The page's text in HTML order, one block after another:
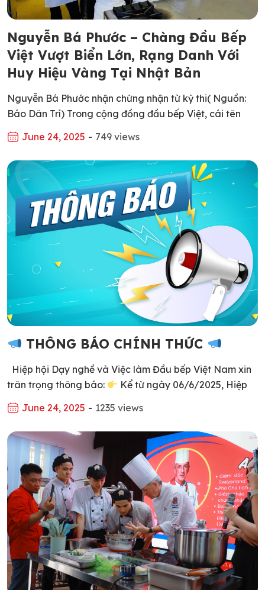
Nguyễn Bá Phước – Chàng Đầu Bếp
Việt Vượt Biển Lớn, Rạng Danh Với
Huy Hiệu Vàng Tại Nhật Bản
Nguyễn Bá Phước nhận chứng nhận từ kỳ thi( Nguồn:
Báo Dân Trí) Trong cộng đồng đầu bếp Việt, cái tên
Nguyễn Bá Phước đã không còn xa lạ – đặc biệt với
những ai theo đuổi tinh thần và kỹ thuật nấu ăn chuẩn
mực của ẩm thực Nhật Bản. Vượt qua nhiều thử […]
June 24, 2025 - 749 views
THÔNG BÁO CHÍNH THỨC
Hiệp hội Dạy nghề và Việc làm Đầu bếp Việt Nam xin
trân trọng thông báo:
Kể từ ngày 06/6/2025, Hiệp
hội chính thức sử dụng tên viết tắt tiếng Việt là: “HIỆP
HỘI DẠY NGHỀ VÀ VIỆC LÀM ĐẦU BẾP VIỆT NAM”
trong tất cả các hoạt động, giao dịch, truyền thông […]
June 24, 2025 - 1235 views